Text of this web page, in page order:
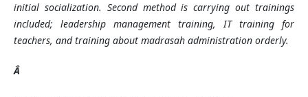
initial socialization. Second method is carrying out trainings
included; leadership management training, IT training for
teachers, and training about madrasah administration orderly.
Â